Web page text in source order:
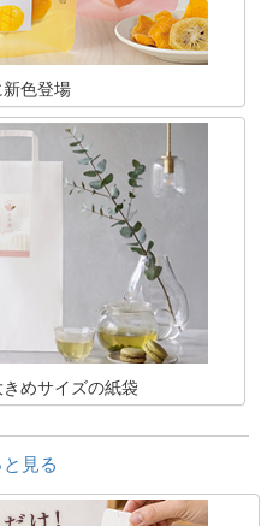
色登場
めサイズの紙袋
と見る